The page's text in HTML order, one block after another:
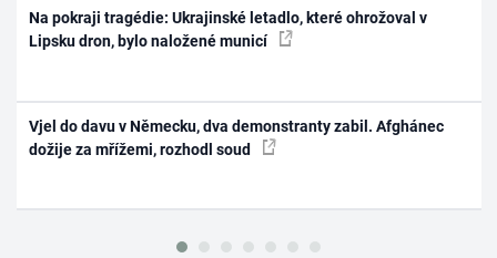
Na pokraji tragédie: Ukrajinské letadlo, které ohrožoval v
Lipsku dron, bylo naložené municí
Vjel do davu v Německu, dva demonstranty zabil. Afghánec
dožije za mřížemi, rozhodl soud